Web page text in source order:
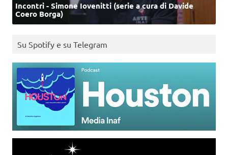
Incontri - Simone Iovenitti (serie a cura di Davide
Coero Borga)
Su Spotify e su Telegram